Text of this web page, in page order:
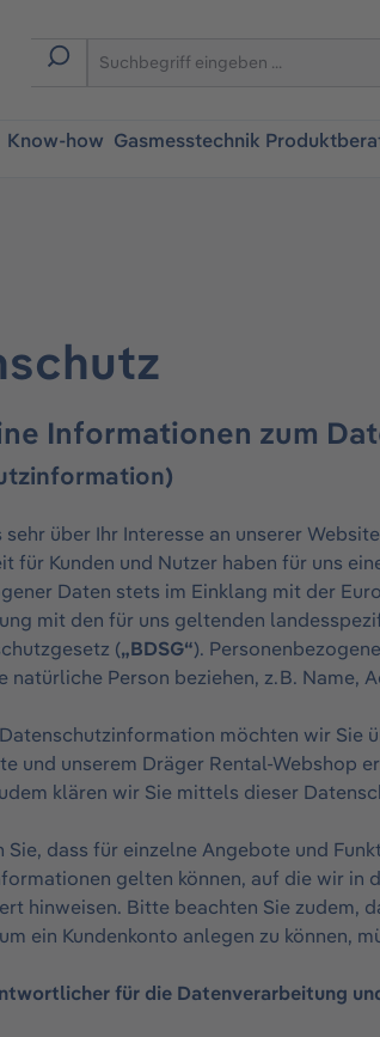
Know-how Gasmesstechnik
Informationen zum
über Ihr Interesse an unserer
für Kunden und Nutzer haben für uns
Daten stets im Einklang mit der
mit den für uns geltenden
(„BDSG“).
natürliche Person beziehen, z. B. Name,
möchten wir Sie
und unserem Dräger Rental-Webshop
klären wir Sie mittels dieser
Sie, dass für einzelne Angebote und
gelten können, auf die wir in
hinweisen. Bitte beachten Sie zudem,
ein Kundenkonto anlegen zu können,
für die Datenverarbeitung